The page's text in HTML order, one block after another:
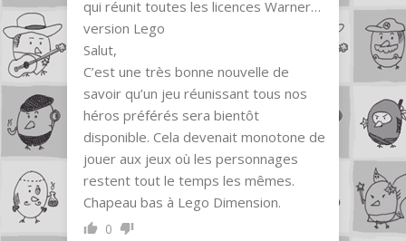
qui réunit toutes les licences Warner…
version Lego
Salut,
C’est une très bonne nouvelle de
savoir qu’un jeu réunissant tous nos
héros préférés sera bientôt
disponible. Cela devenait monotone de
jouer aux jeux où les personnages
restent tout le temps les mêmes.
Chapeau bas à Lego Dimension.
0